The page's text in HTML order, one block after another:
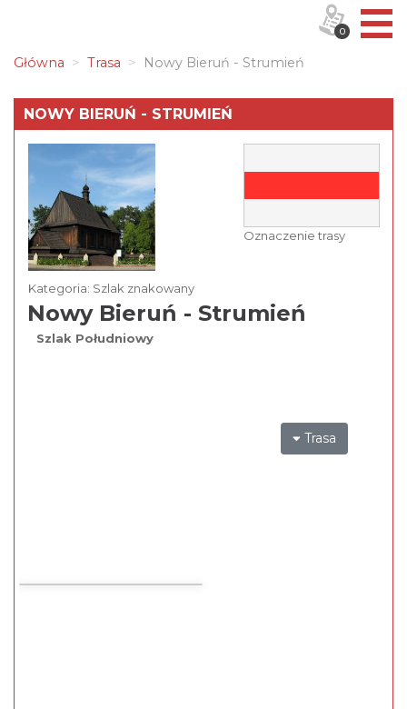
Główna Trasa Nowy Bieruń - Strumień
NOWY BIERUŃ - STRUMIEŃ
Kategoria: Szlak znakowany
Nowy Bieruń - Strumień
Szlak Południowy
Oznaczenie trasy
Trasa
0